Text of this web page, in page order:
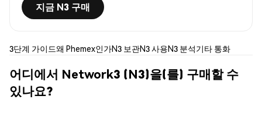
지금 N3 구매
3단계 가이드왜 Phemex인가N3 보관N3 사용N3 분석기타 통화
어디에서 Network3 (N3)을(를) 구매할 수
있나요?